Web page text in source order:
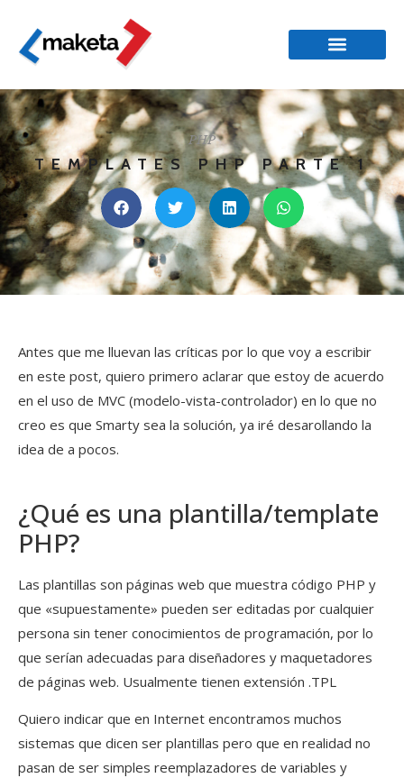
PHP
TEMPLATES PHP PARTE 1
Antes que me lluevan las críticas por lo que voy a escribir
en este post, quiero primero aclarar que estoy de acuerdo
en el uso de MVC (modelo-vista-controlador) en lo que no
creo es que Smarty sea la solución, ya iré desarollando la
idea de a pocos.
¿Qué es una plantilla/template
PHP?
Las plantillas son páginas web que muestra código PHP y
que «supuestamente» pueden ser editadas por cualquier
persona sin tener conocimientos de programación, por lo
que serían adecuadas para diseñadores y maquetadores
de páginas web. Usualmente tienen extensión .TPL
Quiero indicar que en Internet encontramos muchos
sistemas que dicen ser plantillas pero que en realidad no
pasan de ser simples reemplazadores de variables y